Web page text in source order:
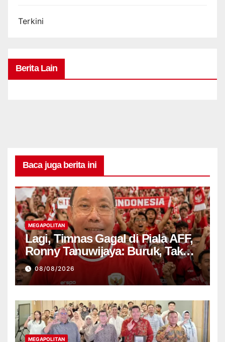
Terkini
Berita Lain
Baca juga berita ini
MEGAPOLITAN
Lagi, Timnas Gagal di Piala AFF,
Ronny Tanuwijaya: Buruk, Tak
Punya Ciri
08/08/2026
MEGAPOLITAN